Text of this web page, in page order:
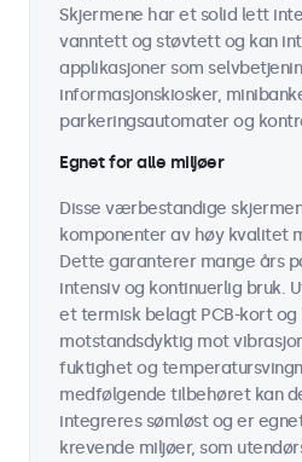
Skjermene har et solid lett
vanntett og støvtett og kan
applikasjoner som
informasjonskiosker,
parkeringsautomater og
Egnet for alle miljøer
Disse værbestandige
komponenter av høy kvalitet
Dette garanterer mange års
intensiv og kontinuerlig bruk.
et termisk belagt PCB-kort og
motstandsdyktig mot
fuktighet og
medfølgende tilbehøret kan
integreres sømløst og er
krevende miljøer, som